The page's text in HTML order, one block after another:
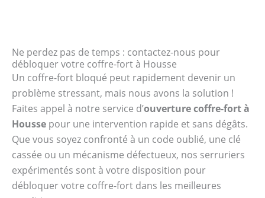
Ne perdez pas de temps : contactez-nous pour
débloquer votre coffre-fort à Housse
Un coffre-fort bloqué peut rapidement devenir un
problème stressant, mais nous avons la solution !
Faites appel à notre service d’ouverture coffre-fort à
Housse pour une intervention rapide et sans dégâts.
Que vous soyez confronté à un code oublié, une clé
cassée ou un mécanisme défectueux, nos serruriers
expérimentés sont à votre disposition pour
débloquer votre coffre-fort dans les meilleures